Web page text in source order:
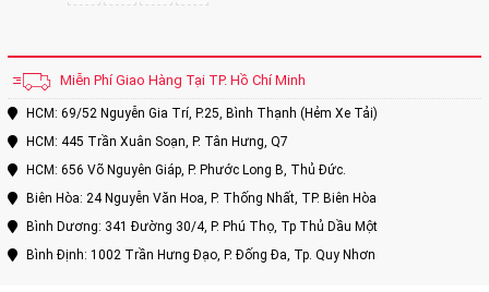
Miễn Phí Giao Hàng Tại TP. Hồ Chí Minh
HCM: 69/52 Nguyễn Gia Trí, P.25, Bình Thạnh (Hẻm Xe Tải)
HCM: 445 Trần Xuân Soạn, P. Tân Hưng, Q7
HCM: 656 Võ Nguyên Giáp, P. Phước Long B, Thủ Đức.
Biên Hòa: 24 Nguyễn Văn Hoa, P. Thống Nhất, TP. Biên Hòa
Bình Dương: 341 Đường 30/4, P. Phú Thọ, Tp Thủ Dầu Một
Bình Định: 1002 Trần Hưng Đạo, P. Đống Đa, Tp. Quy Nhơn